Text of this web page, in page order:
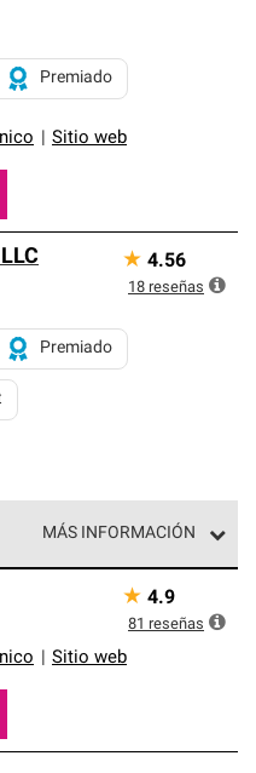
Sitio web
Premiado
Premiado
★ 4.56
18 reseñas
MÁS INFORMACIÓN
de techos
y requisitos estrictos
Sitio web
★ 4.9
81 reseñas